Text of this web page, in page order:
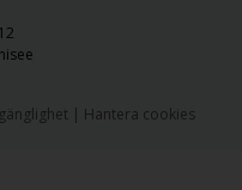
| Hantera cookies